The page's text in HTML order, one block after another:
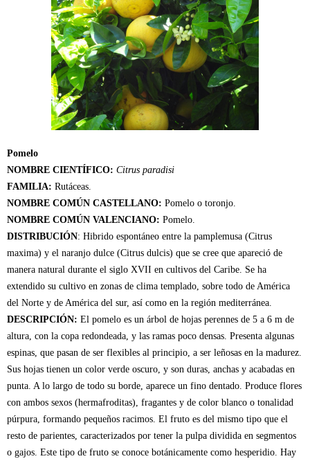
Pomelo
NOMBRE CIENTÍFICO: Citrus paradisi
FAMILIA: Rutáceas.
NOMBRE COMÚN CASTELLANO: Pomelo o toronjo.
NOMBRE COMÚN VALENCIANO: Pomelo.
DISTRIBUCIÓN: Hibrido espontáneo entre la pamplemusa (Citrus
maxima) y el naranjo dulce (Citrus dulcis) que se cree que apareció de
manera natural durante el siglo XVII en cultivos del Caribe. Se ha
extendido su cultivo en zonas de clima templado, sobre todo de América
del Norte y de América del sur, así como en la región mediterránea.
DESCRIPCIÓN: El pomelo es un árbol de hojas perennes de 5 a 6 m de
altura, con la copa redondeada, y las ramas poco densas. Presenta algunas
espinas, que pasan de ser flexibles al principio, a ser leñosas en la madurez.
Sus hojas tienen un color verde oscuro, y son duras, anchas y acabadas en
punta. A lo largo de todo su borde, aparece un fino dentado. Produce flores
con ambos sexos (hermafroditas), fragantes y de color blanco o tonalidad
púrpura, formando pequeños racimos. El fruto es del mismo tipo que el
resto de parientes, caracterizados por tener la pulpa dividida en segmentos
o gajos. Este tipo de fruto se conoce botánicamente como hesperidio. Hay